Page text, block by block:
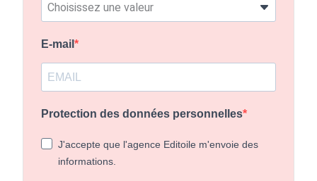
E-mail
Protection des données personnelles
J'accepte que l'agence Editoile m'envoie des
informations.